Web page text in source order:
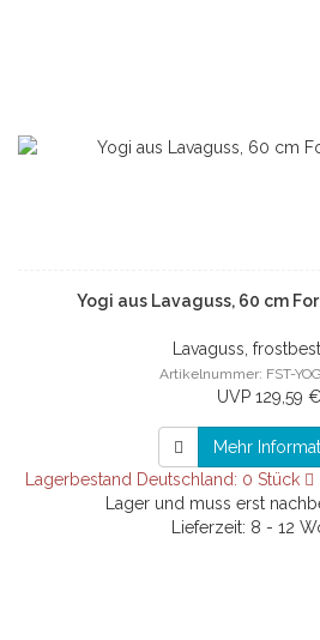
Yogi aus Lavaguss, 60 cm
Lavaguss,
Artikelnummer: FST-
UVP 129,59 €
Mehr
Lagerbestand Deutschland: 0 Stück
Lager und muss erst
Lieferzeit: 8 - 12